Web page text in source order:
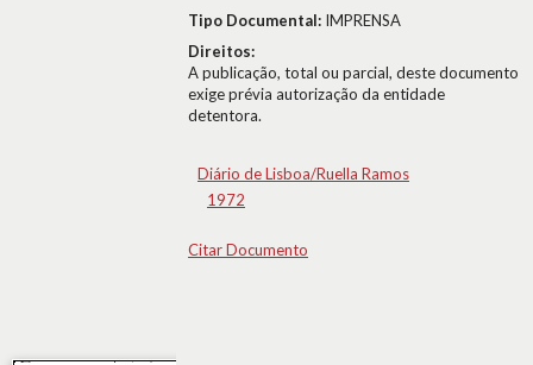
Tipo Documental: IMPRENSA
Direitos:
A publicação, total ou parcial, deste documento
exige prévia autorização da entidade
detentora.
Diário de Lisboa/Ruella Ramos
1972
Citar Documento